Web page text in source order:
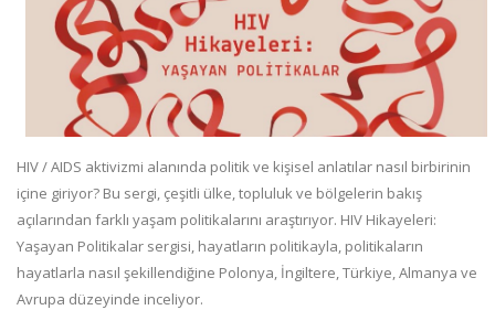
HIV / AIDS aktivizmi alanında politik ve kişisel anlatılar nasıl birbirinin
içine giriyor? Bu sergi, çeşitli ülke, topluluk ve bölgelerin bakış
açılarından farklı yaşam politikalarını araştırıyor. HIV Hikayeleri:
Yaşayan Politikalar sergisi, hayatların politikayla, politikaların
hayatlarla nasıl şekillendiğine Polonya, İngiltere, Türkiye, Almanya ve
Avrupa düzeyinde inceliyor.